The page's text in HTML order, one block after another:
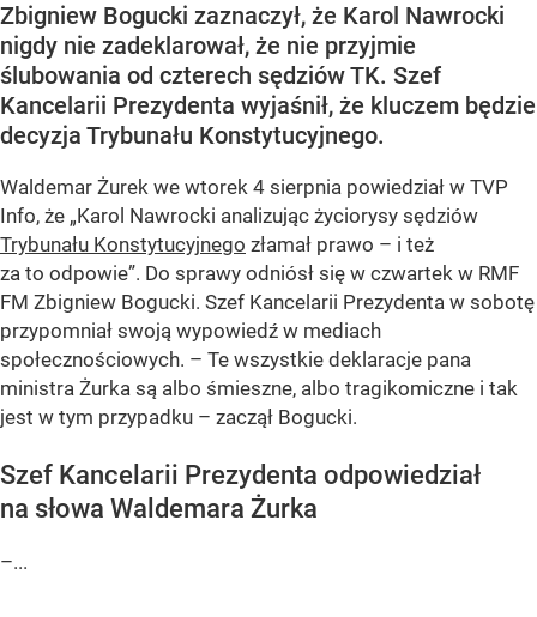
Zbigniew Bogucki zaznaczył, że Karol Nawrocki
nigdy nie zadeklarował, że nie przyjmie
ślubowania od czterech sędziów TK. Szef
Kancelarii Prezydenta wyjaśnił, że kluczem będzie
decyzja Trybunału Konstytucyjnego.
Waldemar Żurek we wtorek 4 sierpnia powiedział w TVP
Info, że „Karol Nawrocki analizując życiorysy sędziów
Trybunału Konstytucyjnego złamał prawo – i też
za to odpowie”. Do sprawy odniósł się w czwartek w RMF
FM Zbigniew Bogucki. Szef Kancelarii Prezydenta w sobotę
przypomniał swoją wypowiedź w mediach
społecznościowych. – Te wszystkie deklaracje pana
ministra Żurka są albo śmieszne, albo tragikomiczne i tak
jest w tym przypadku – zaczął Bogucki.
Szef Kancelarii Prezydenta odpowiedział
na słowa Waldemara Żurka
–...